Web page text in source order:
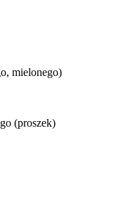
mielonego)
(proszek)